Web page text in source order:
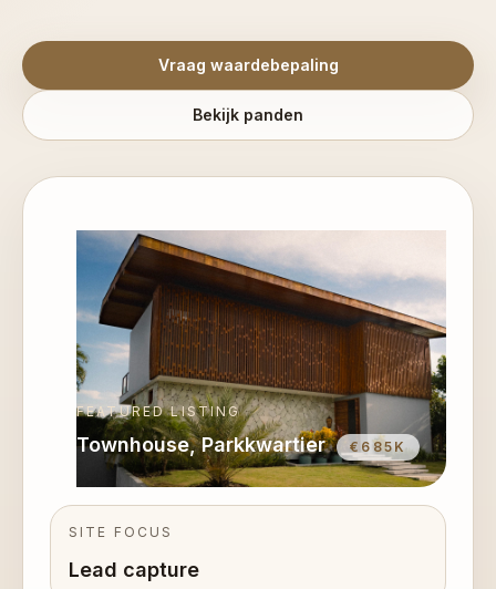
Vraag waardebepaling
Bekijk panden
FEATURED LISTING
Townhouse, Parkkwartier €685K
SITE FOCUS
Lead capture